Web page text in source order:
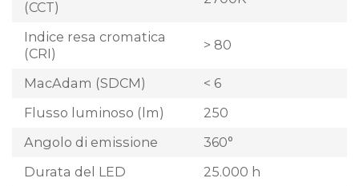
(CCT)
Indice resa cromatica
(CRI)
> 80
MacAdam (SDCM)
< 6
Flusso luminoso (lm)
250
Angolo di emissione
360°
Durata del LED
25.000 h